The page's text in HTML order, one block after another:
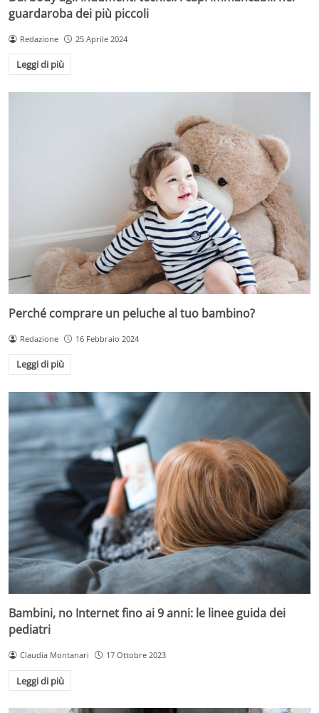
guardaroba dei più piccoli
Redazione 25 Aprile 2024
Leggi di più
Perché comprare un peluche al tuo bambino?
Redazione 16 Febbraio 2024
Leggi di più
Bambini, no Internet fino ai 9 anni: le linee guida dei
pediatri
Claudia Montanari 17 Ottobre 2023
Leggi di più